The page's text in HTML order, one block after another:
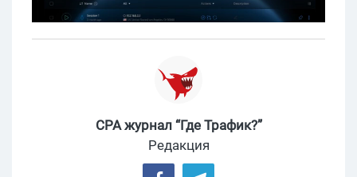
CPA журнал “Где Трафик?”
Редакция